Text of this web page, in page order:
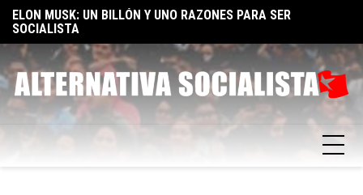
Skip
content
ELON MUSK: UN BILLÓN Y UNO RAZONES PARA SER
SOCIALISTA